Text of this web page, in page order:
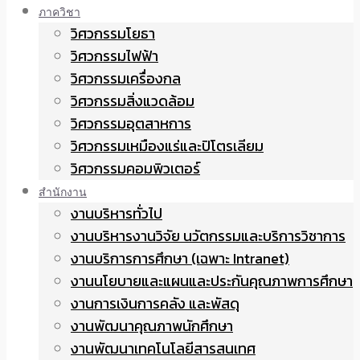
ภาควิชา
วิศวกรรมโยธา
วิศวกรรมไฟฟ้า
วิศวกรรมเครื่องกล
วิศวกรรมสิ่งแวดล้อม
วิศวกรรมอุตสาหการ
วิศวกรรมเหมืองแร่และปิโตรเลียม
วิศวกรรมคอมพิวเตอร์
สำนักงาน
งานบริหารทั่วไป
งานบริหารงานวิจัย นวัตกรรมและบริการวิชาการ
งานบริการการศึกษา (เฉพาะ Intranet)
งานนโยบายและแผนและประกันคุณภาพการศึกษา
งานการเงินการคลัง และพัสดุ
งานพัฒนาคุณภาพนักศึกษา
งานพัฒนาเทคโนโลยีสารสนเทศ